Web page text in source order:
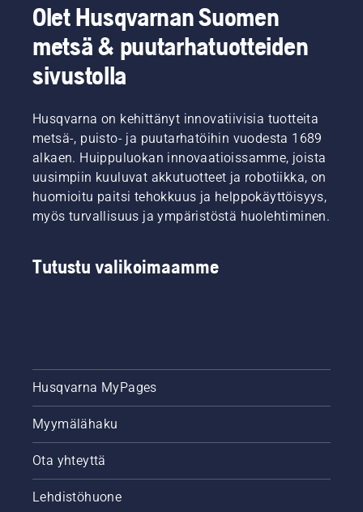
Olet Husqvarnan Suomen
metsä & puutarhatuotteiden
sivustolla
Husqvarna on kehittänyt innovatiivisia tuotteita
metsä-, puisto- ja puutarhatöihin vuodesta 1689
alkaen. Huippuluokan innovaatioissamme, joista
uusimpiin kuuluvat akkutuotteet ja robotiikka, on
huomioitu paitsi tehokkuus ja helppokäyttöisyys,
myös turvallisuus ja ympäristöstä huolehtiminen.
Tutustu valikoimaamme
Husqvarna MyPages
Myymälähaku
Ota yhteyttä
Lehdistöhuone